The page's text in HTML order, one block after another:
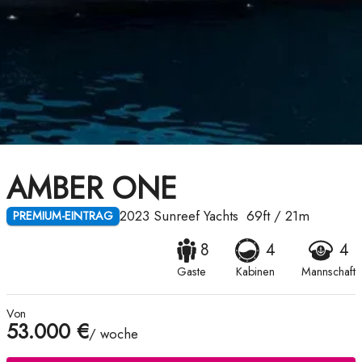
AMBER ONE
PREMIUM-EINTRAG 2023 Sunreef Yachts 69ft/ 21m
8
Gaste
4
Kabinen
4
Mannschaft
Von
53.000 €/ woche